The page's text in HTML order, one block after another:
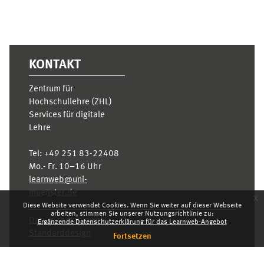
Diese Website verwendet Cookies. Wenn Sie weiter auf dieser Webseite
arbeiten, stimmen Sie unserer Nutzungsrichtlinie zu:
Ergänzende Datenschutzerklärung für das Learnweb-Angebot
Fortsetzen
x
KONTAKT
Zentrum für
Hochschullehre (ZHL)
Services für digitale
Lehre
Tel: +49 251 83-22408
Mo.- Fr. 10–16 Uhr
learnweb@uni-
muenster.de
Datenschutzhinweis